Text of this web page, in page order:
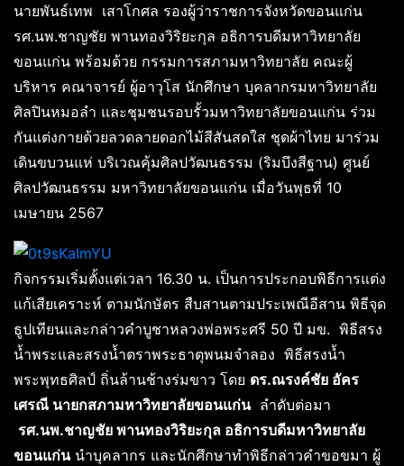
นายพันธ์เทพ เสาโกศล รองผู้ว่าราชการจังหวัดขอนแก่น
รศ.นพ.ชาญชัย พานทองวิริยะกุล อธิการบดีมหาวิทยาลัย
ขอนแก่น พร้อมด้วย กรรมการสภามหาวิทยาลัย คณะผู้
บริหาร คณาจารย์ ผู้อาวุโส นักศึกษา บุคลากรมหาวิทยาลัย
ศิลปินหมอลำ และชุมชนรอบรั้วมหาวิทยาลัยขอนแก่น ร่วม
กันแต่งกายด้วยลวดลายดอกไม้สีสันสดใส ชุดผ้าไทย มาร่วม
เดินขบวนแห่ บริเวณคุ้มศิลปวัฒนธรรม (ริมบึงสีฐาน) ศูนย์
ศิลปวัฒนธรรม มหาวิทยาลัยขอนแก่น เมื่อวันพุธที่ 10
เมษายน 2567
กิจกรรมเริ่มตั้งแต่เวลา 16.30 น. เป็นการประกอบพิธีการแต่ง
แก้เสียเคราะห์ ตามนักษัตร สืบสานตามประเพณีอีสาน พิธีจุด
ธูปเทียนและกล่าวคำบูชาหลวงพ่อพระศรี 50 ปี มข. พิธีสรง
น้ำพระและสรงน้ำตราพระธาตุพนมจำลอง พิธีสรงน้ำ
พระพุทธศิลป์ ถิ่นล้านช้างร่มขาว โดย ดร.ณรงค์ชัย อัคร
เศรณี นายกสภามหาวิทยาลัยขอนแก่นลำดับต่อมา
รศ.นพ.ชาญชัย พานทองวิริยะกุล อธิการบดีมหาวิทยาลัย
ขอนแก่นนำบุคลากร และนักศึกษาทำพิธีกล่าวคำขอขมา ผู้